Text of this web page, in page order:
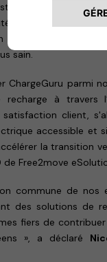
de recharge
dans sa transition
seulement la
sain.
ChargeGuru parmi
à travers
client,
accessible et
la transition
de Free2move
commune de nos
des solutions de
fiers de
», a déclaré